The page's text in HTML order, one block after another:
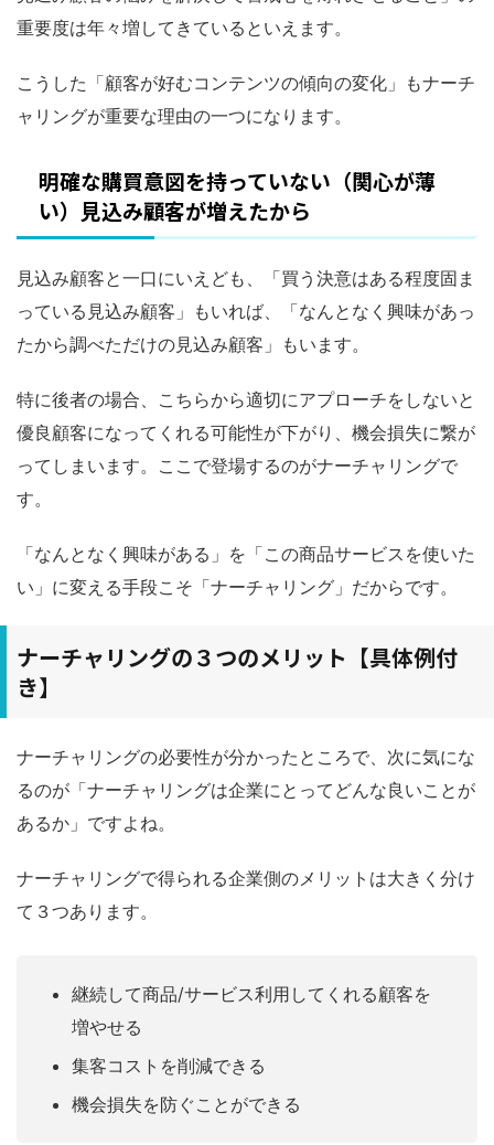
重要度は年々増してきているといえます。
こうした「顧客が好むコンテンツの傾向の変化」もナーチ
ャリングが重要な理由の一つになります。
明確な購買意図を持っていない（関心が薄
い）見込み顧客が増えたから
見込み顧客と一口にいえども、「買う決意はある程度固ま
っている見込み顧客」もいれば、「なんとなく興味があっ
たから調べただけの見込み顧客」もいます。
特に後者の場合、こちらから適切にアプローチをしないと
優良顧客になってくれる可能性が下がり、機会損失に繋が
ってしまいます。ここで登場するのがナーチャリングで
す。
「なんとなく興味がある」を「この商品サービスを使いた
い」に変える手段こそ「ナーチャリング」だからです。
ナーチャリングの３つのメリット【具体例付
き】
ナーチャリングの必要性が分かったところで、次に気にな
るのが「ナーチャリングは企業にとってどんな良いことが
あるか」ですよね。
ナーチャリングで得られる企業側のメリットは大きく分け
て３つあります。
継続して商品/サービス利用してくれる顧客を
増やせる
集客コストを削減できる
機会損失を防ぐことができる